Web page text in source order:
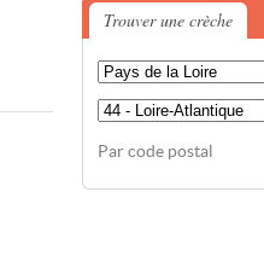
Trouver une crèche
Par code postal